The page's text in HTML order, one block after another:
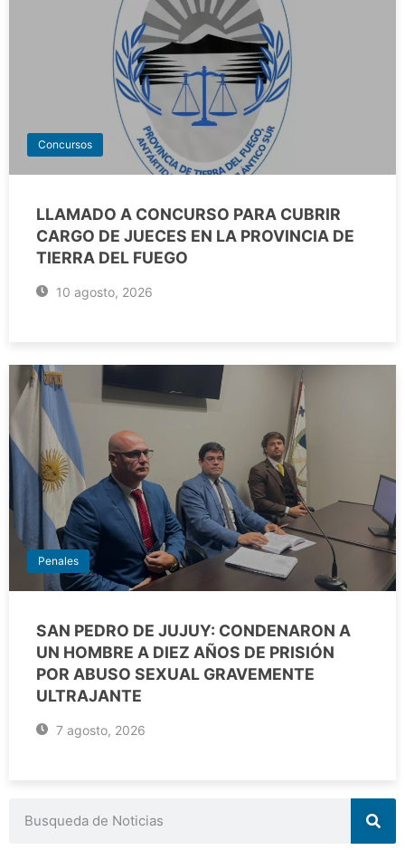
Concursos
LLAMADO A CONCURSO PARA CUBRIR
CARGO DE JUECES EN LA PROVINCIA DE
TIERRA DEL FUEGO
10 agosto, 2026
Penales
SAN PEDRO DE JUJUY: CONDENARON A
UN HOMBRE A DIEZ AÑOS DE PRISIÓN
POR ABUSO SEXUAL GRAVEMENTE
ULTRAJANTE
7 agosto, 2026